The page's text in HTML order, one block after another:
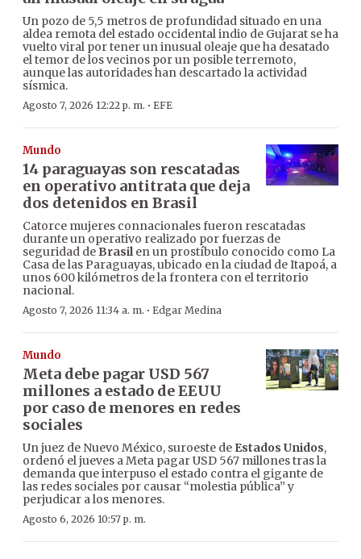
Un pozo de 5,5 metros de profundidad situado en una
aldea remota del estado occidental indio de Gujarat se ha
vuelto viral por tener un inusual oleaje que ha desatado
el temor de los vecinos por un posible terremoto,
aunque las autoridades han descartado la actividad
sísmica.
Agosto 7, 2026 12:22 p. m. · EFE
Mundo
14 paraguayas son rescatadas
en operativo antitrata que deja
dos detenidos en Brasil
Catorce mujeres connacionales fueron rescatadas
durante un operativo realizado por fuerzas de
seguridad de Brasilen un prostíbulo conocido como La
Casa de las Paraguayas, ubicado en la ciudad de Itapoá, a
unos 600 kilómetros de la frontera con el territorio
nacional.
Agosto 7, 2026 11:34 a. m. · Edgar Medina
Mundo
Meta debe pagar USD 567
millones a estado de EEUU
por caso de menores en redes
sociales
Un juez de Nuevo México, suroeste de Estados Unidos,
ordenó el jueves a Meta pagar USD 567 millones tras la
demanda que interpuso el estado contra el gigante de
las redes sociales por causar “molestia pública” y
perjudicar a los menores.
Agosto 6, 2026 10:57 p. m.